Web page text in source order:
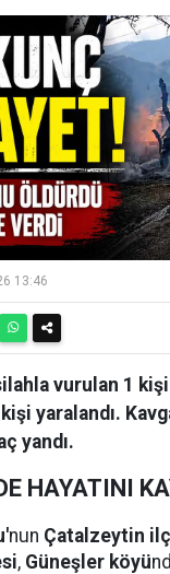
13:46
vurulan 1 kişi
yaralandı.
yandı.
HAYATINI
nun Çatalzeytin
, Güneşler köyü